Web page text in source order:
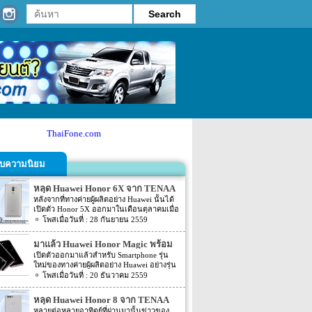
ThaiFone.com
ความนิยม
หลุด Huawei Honor 6X จาก TENAA
หลังจากที่ทางค่ายผู้ผลิตอย่าง Huawei นั้นได้
เปิดตัว Honor 5X ออกมาในเดือนตุลาคมเมื่อ
ปี 2015 ที่ผ่านมานั้น ก็นับว่าเป็นอีกหนึ่งรุ่นที่
ล่าสุดนั้นกลับมี Smartphone รุ่นต่อยอดของ
Honor 5X อย่าง Huawei Honor 6X ถูกเปิด
เผยออกมาให้แฟนๆ นั้นได้รับกันอีกครั้ง
สำหรับข่าวความคืบหน้าล่าสุดของ Huawei
Honor 6X นี้นั้น ตามข่าวระบุว่าบนหน้า
เว็บไซต์จากประเทศจีนอย่างเว็บไซต์ TENAA
นั้นได้เปิดเผยรายละเอียดของตัวเครื่อง
Huawei Honor 6X ออกมาให้แฟนๆ นั้นทราบ
28 กันยายน 2559
มาแล้ว Huawei Honor Magic พร้อม
กล้อง 2 ตัว
เปิดตัวออกมาแล้วสำหรับ Smartphone รุ่น
ใหม่ของทางค่ายผู้ผลิตอย่าง Huawei อย่างรุ่น
Huawei Honor Magic โดยรุ่นใหม่นี้นับว่าเป็น
body ที่ทาง Huawei นั้นพัฒนาออกมาได้เป็น
20 ธันวาคม 2559
หลุด Huawei Honor 8 จาก TENAA
หลายต่อหลายอาทิตย์ที่ผ่านมานั้นข่าวของ